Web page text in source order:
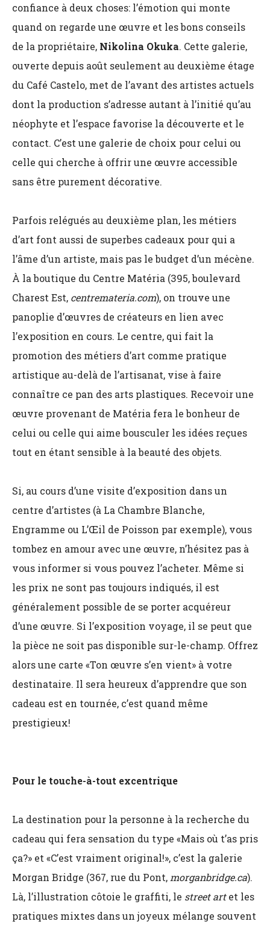
confiance à deux choses: l’émotion qui monte
quand on regarde une œuvre et les bons conseils
de la propriétaire, Nikolina Okuka. Cette galerie,
ouverte depuis août seulement au deuxième étage
du Café Castelo, met de l’avant des artistes actuels
dont la production s’adresse autant à l’initié qu’au
néophyte et l’espace favorise la découverte et le
contact. C’est une galerie de choix pour celui ou
celle qui cherche à offrir une œuvre accessible
sans être purement décorative.
Parfois relégués au deuxième plan, les métiers
d’art font aussi de superbes cadeaux pour qui a
l’âme d’un artiste, mais pas le budget d’un mécène.
À la boutique du Centre Matéria (395, boulevard
Charest Est, centremateria.com), on trouve une
panoplie d’œuvres de créateurs en lien avec
l’exposition en cours. Le centre, qui fait la
promotion des métiers d’art comme pratique
artistique au-delà de l’artisanat, vise à faire
connaître ce pan des arts plastiques. Recevoir une
œuvre provenant de Matéria fera le bonheur de
celui ou celle qui aime bousculer les idées reçues
tout en étant sensible à la beauté des objets.
Si, au cours d’une visite d’exposition dans un
centre d’artistes (à La Chambre Blanche,
Engramme ou L’Œil de Poisson par exemple), vous
tombez en amour avec une œuvre, n’hésitez pas à
vous informer si vous pouvez l’acheter. Même si
les prix ne sont pas toujours indiqués, il est
généralement possible de se porter acquéreur
d’une œuvre. Si l’exposition voyage, il se peut que
la pièce ne soit pas disponible sur-le-champ. Offrez
alors une carte «Ton œuvre s’en vient» à votre
destinataire. Il sera heureux d’apprendre que son
cadeau est en tournée, c’est quand même
prestigieux!
Pour le touche-à-tout excentrique
La destination pour la personne à la recherche du
cadeau qui fera sensation du type «Mais où t’as pris
ça?» et «C’est vraiment original!», c’est la galerie
Morgan Bridge (367, rue du Pont, morganbridge.ca).
Là, l’illustration côtoie le graffiti, le street artet les
pratiques mixtes dans un joyeux mélange souvent